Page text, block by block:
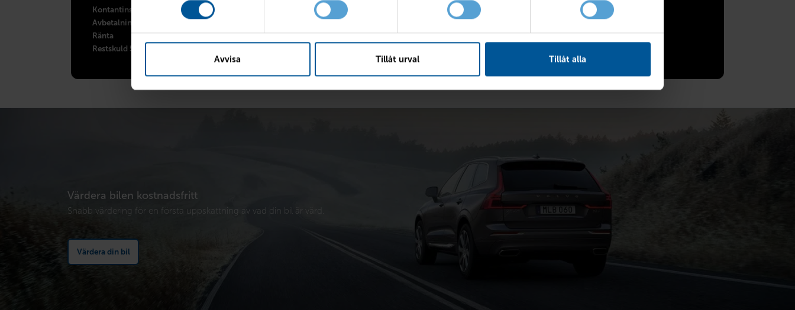
Avvisa Tillåt urval Tillåt alla
Kontantinstats
Avbetalningstid
Ränta
7.4%
Restskuld 50%
Månadskostnad
7 643 kr/mån
Värdera bilen kostnadsfritt
Snabb värdering för en första uppskattning av vad din bil är värd.
Värdera din bil